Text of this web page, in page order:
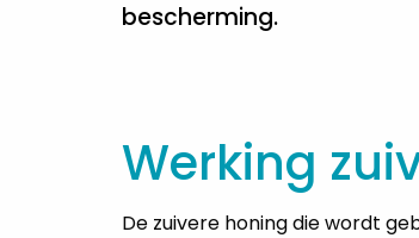
bescherming.
Werking
De zuivere honing die wordt